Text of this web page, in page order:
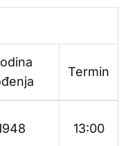
Termin
13:00